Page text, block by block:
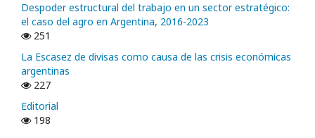
Despoder estructural del trabajo en un sector estratégico:
el caso del agro en Argentina, 2016-2023
251
La Escasez de divisas como causa de las crisis económicas
argentinas
227
Editorial
198